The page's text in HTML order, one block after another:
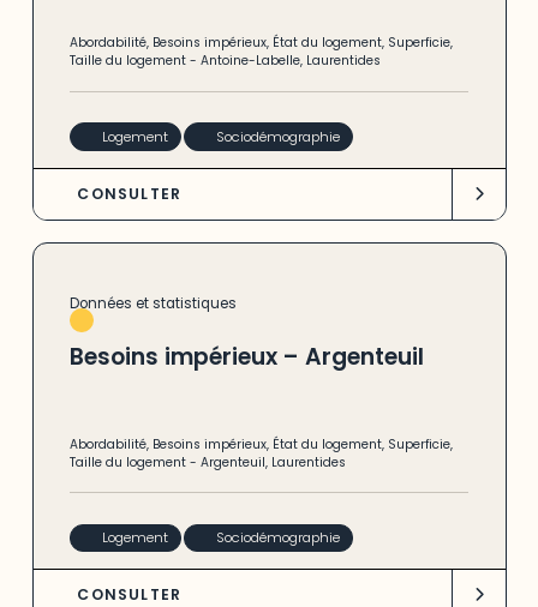
Abordabilité, Besoins impérieux, État du logement, Superficie,
Taille du logement -Antoine-Labelle, Laurentides
Logement Sociodémographie
CONSULTER
Données et statistiques
Besoins impérieux – Argenteuil
Abordabilité, Besoins impérieux, État du logement, Superficie,
Taille du logement -Argenteuil, Laurentides
Logement Sociodémographie
CONSULTER